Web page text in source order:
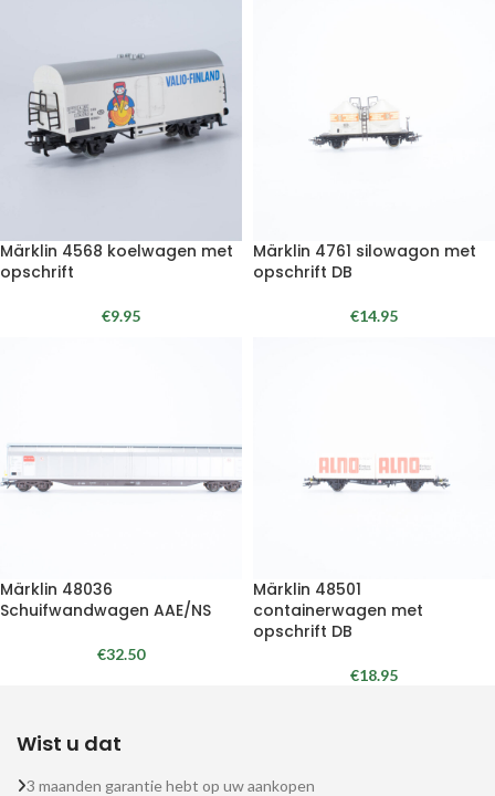
Märklin 4568 koelwagen met
opschrift
€9.95
Märklin 4761 silowagon met
opschrift DB
€14.95
Märklin 48036
Schuifwandwagen AAE/NS
€32.50
Märklin 48501
containerwagen met
opschrift DB
€18.95
Wist u dat
3 maanden garantie hebt op uw aankopen